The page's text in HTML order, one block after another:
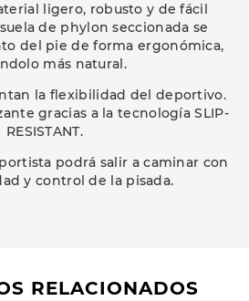
ligero, robusto y de fácil
de phylon seccionada se
del pie de forma ergonómica,
más natural.
la flexibilidad del deportivo.
gracias a la tecnología SLIP-
RESISTANT.
podrá salir a caminar con
y control de la pisada.
RELACIONADOS